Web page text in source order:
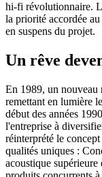
hi-fi révolutionnaire.
la priorité accordée
en suspens du projet.
Un rêve
En 1989, un nouveau
remettant en lumière
début des années
l'entreprise à
réinterprété le
qualités uniques :
acoustique